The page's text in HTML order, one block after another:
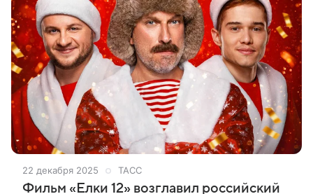
22 декабря 2025 ТАСС
Фильм «Елки 12» возглавил российский